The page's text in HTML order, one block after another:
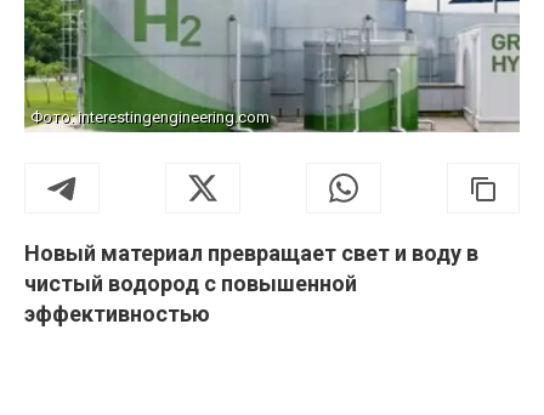
Фото: interestingengineering.com
Новый материал превращает свет и воду в
чистый водород с повышенной
эффективностью